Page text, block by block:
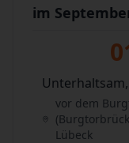
im
vor dem
Lübeck